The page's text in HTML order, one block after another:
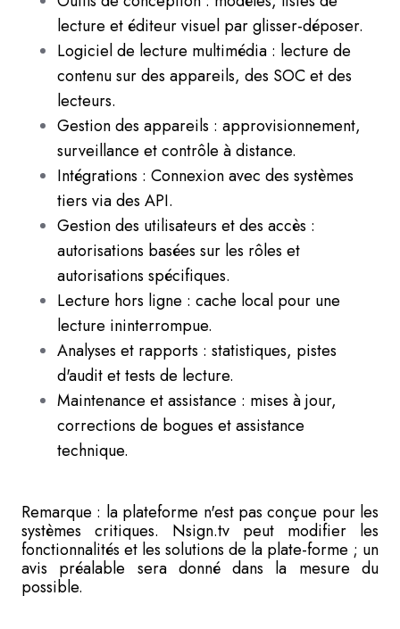
lecture et éditeur visuel par glisser-déposer.
Logiciel de lecture multimédia : lecture de
contenu sur des appareils, des SOC et des
lecteurs.
Gestion des appareils : approvisionnement,
surveillance et contrôle à distance.
Intégrations : Connexion avec des systèmes
tiers via des API.
Gestion des utilisateurs et des accès :
autorisations basées sur les rôles et
autorisations spécifiques.
Lecture hors ligne : cache local pour une
lecture ininterrompue.
Analyses et rapports : statistiques, pistes
d'audit et tests de lecture.
Maintenance et assistance : mises à jour,
corrections de bogues et assistance
technique.
Remarque : la plateforme n'est pas conçue pour les
systèmes critiques. Nsign.tv peut modifier les
fonctionnalités et les solutions de la plate-forme ; un
avis préalable sera donné dans la mesure du
possible.